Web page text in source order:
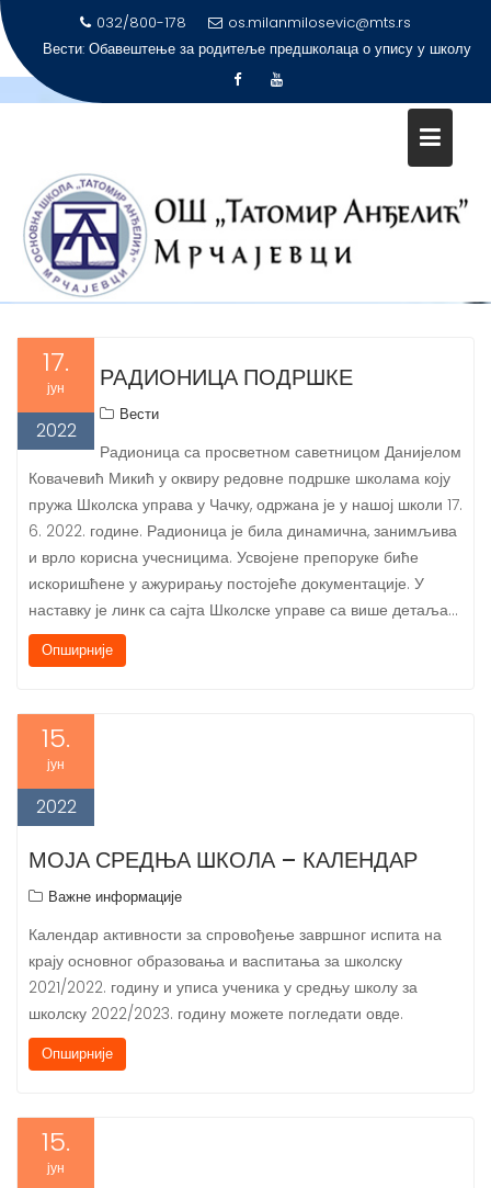
032/800-178
os.milanmilosevic@mts.rs
Вести: Обавештење за родитеље предшколаца о упису у школу
МЕСЕЦ:ЈУН 2022.
Почетна 2022 јун
17.
јун
2022
РАДИОНИЦА ПОДРШКЕ
Вести
Радионица са просветном саветницом Данијелом
Ковачевић Микић у оквиру редовне подршке школама коју
пружа Школска управа у Чачку, одржана је у нашој школи 17.
6. 2022. године. Радионица је била динамична, занимљива
и врло корисна учесницима. Усвојене препоруке биће
искоришћене у ажурирању постојеће документације. У
наставку је линк са сајта Школске управе са више детаља…
Опширније
15.
јун
2022
МОЈА СРЕДЊА ШКОЛА – КАЛЕНДАР
Важне информације
Календар активности за спровођење завршног испита на
крају основног образовања и васпитања за школску
2021/2022. годину и уписа ученика у средњу школу за
школску 2022/2023. годину можете погледати овде.
Опширније
15.
јун